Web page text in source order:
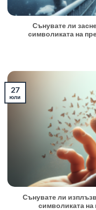
Сънувате ли
символиката на
Сънувате ли
символиката
27
юли